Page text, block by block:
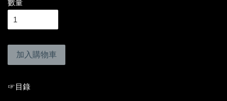
數量
加入購物車
☞目錄